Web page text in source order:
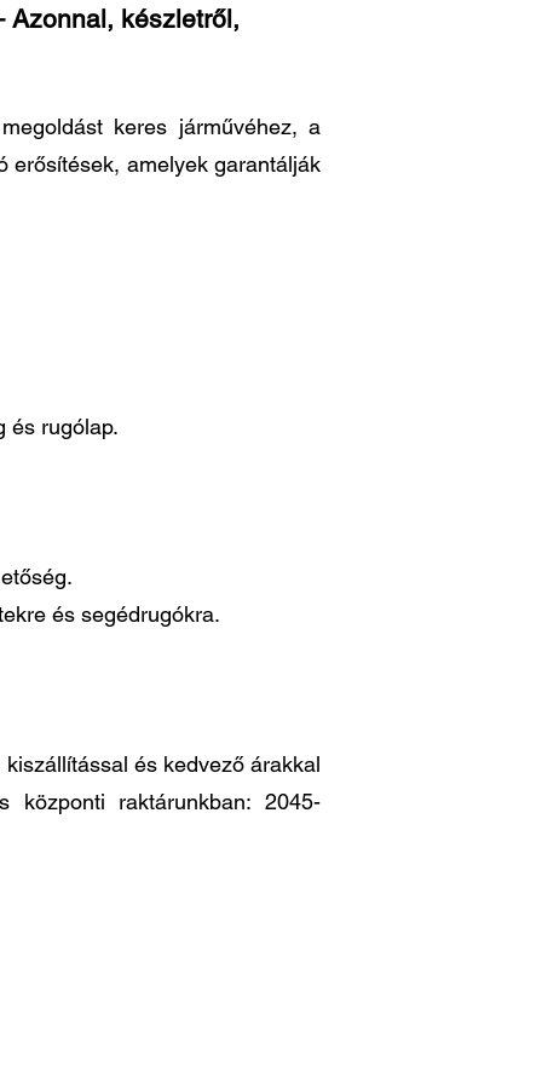
Azonnal, készletről,
keres járművéhez, a
erősítések, amelyek garantálják
és rugólap.
és segédrugókra.
és kedvező árakkal
központi raktárunkban: 2045-